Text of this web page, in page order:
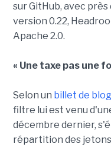
sur GitHub, avec
version 0.22,
Apache 2.0.
« Une taxe pas une
Selon un billet de blog
filtre lui est venu
décembre dernier,
répartition des